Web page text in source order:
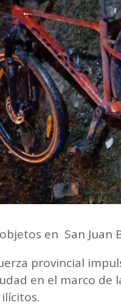
en San Juan
provincial
en el marco de